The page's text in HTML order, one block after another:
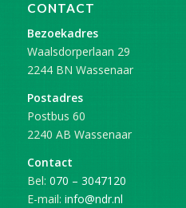
CONTACT
Bezoekadres
Waalsdorperlaan 29
2244 BN Wassenaar
Postadres
Postbus 60
2240 AB Wassenaar
Contact
Bel: 070 – 3047120
E-mail: info@ndr.nl